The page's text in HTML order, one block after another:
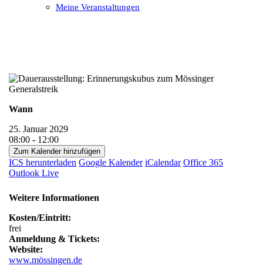
Meine Veranstaltungen
Wann
25. Januar 2029
08:00 - 12:00
Zum Kalender hinzufügen
ICS herunterladen Google Kalender iCalendar Office 365
Outlook Live
Weitere Informationen
Kosten/Eintritt:
frei
Anmeldung & Tickets:
Website:
www.mössingen.de